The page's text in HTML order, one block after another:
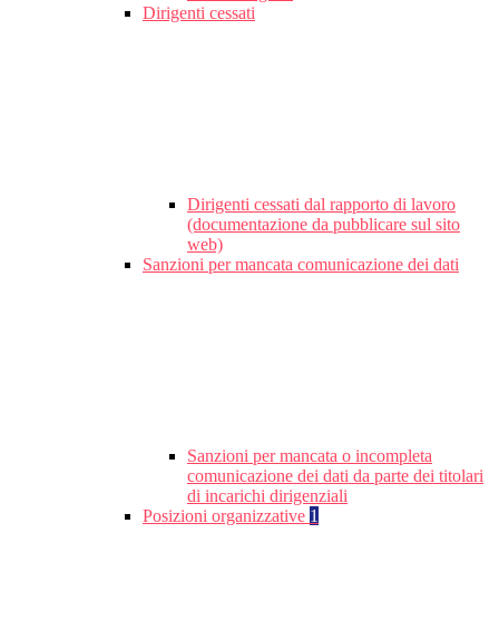
Dirigenti cessati
Dirigenti cessati dal rapporto di lavoro
(documentazione da pubblicare sul sito
web)
Sanzioni per mancata comunicazione dei dati
Sanzioni per mancata o incompleta
comunicazione dei dati da parte dei titolari
di incarichi dirigenziali
Posizioni organizzative 1